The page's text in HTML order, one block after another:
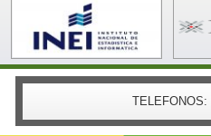
TELEFONOS: